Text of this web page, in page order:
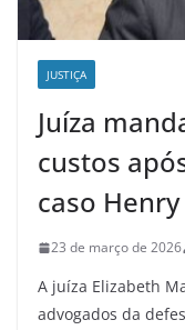
JUSTIÇA
Juíza
custos
caso
23 de março de 2026
A juíza Elizabeth
advogados da